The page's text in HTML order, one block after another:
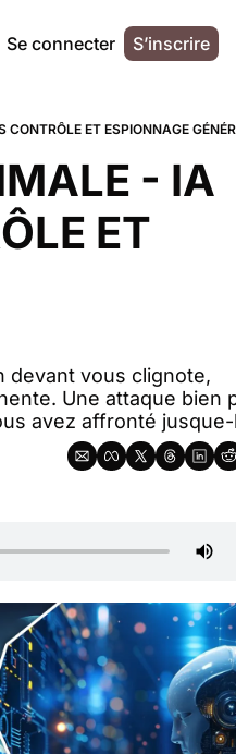
Se connecter S’inscrire
ET ESPIONNAGE
- IA
ET
devant vous clignote,
Une attaque bien
avez affronté